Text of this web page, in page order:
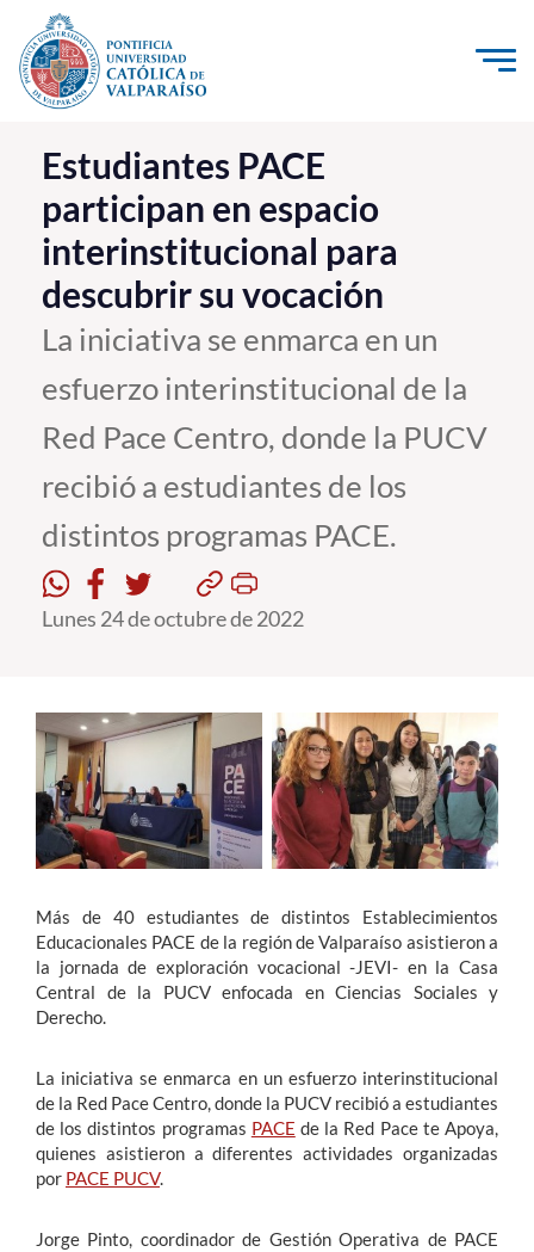
Click acá para ir directamente al contenido
La Universidad
Investigación, Creación e Innovación
PUCV Internacional
Vinculación con el Medio
Admisión
Pregrado
Postgrado
Formación Continua
Estudiantes
Alumni
English
Estudiantes PACE
participan en espacio
interinstitucional para
descubrir su vocación
La iniciativa se enmarca en un
esfuerzo interinstitucional de la
Red Pace Centro, donde la PUCV
recibió a estudiantes de los
distintos programas PACE.
Lunes 24 de octubre de 2022
Más de 40 estudiantes de distintos Establecimientos
Educacionales PACE de la región de Valparaíso asistieron a
la jornada de exploración vocacional -JEVI- en la Casa
Central de la PUCV enfocada en Ciencias Sociales y
Derecho.
La iniciativa se enmarca en un esfuerzo interinstitucional
de la Red Pace Centro, donde la PUCV recibió a estudiantes
de los distintos programas PACE de la Red Pace te Apoya,
quienes asistieron a diferentes actividades organizadas
por PACE PUCV.
Jorge Pinto, coordinador de Gestión Operativa de PACE